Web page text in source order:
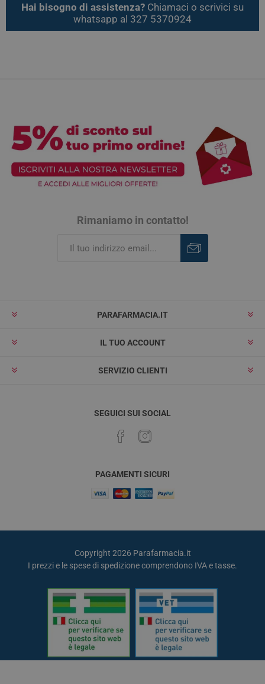
Hai bisogno di assistenza? Chiamaci o scrivici su
whatsapp al 327 5370924
Rimaniamo in contatto!
PARAFARMACIA.IT
IL TUO ACCOUNT
SERVIZIO CLIENTI
SEGUICI SUI SOCIAL
PAGAMENTI SICURI
Copyright 2026 Parafarmacia.it
I prezzi e le spese di spedizione comprendono IVA e tasse.